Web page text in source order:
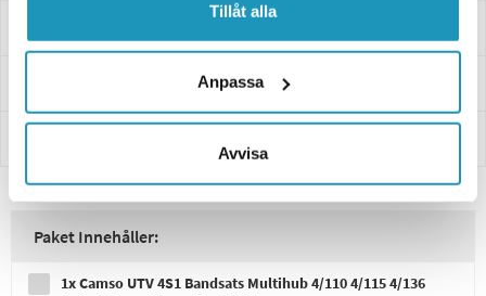
Tillåt alla
Anpassa
Avvisa
Leverans- & Returinformation
Paket Innehåller:
1x Camso UTV 4S1 Bandsats Multihub 4/110 4/115 4/136